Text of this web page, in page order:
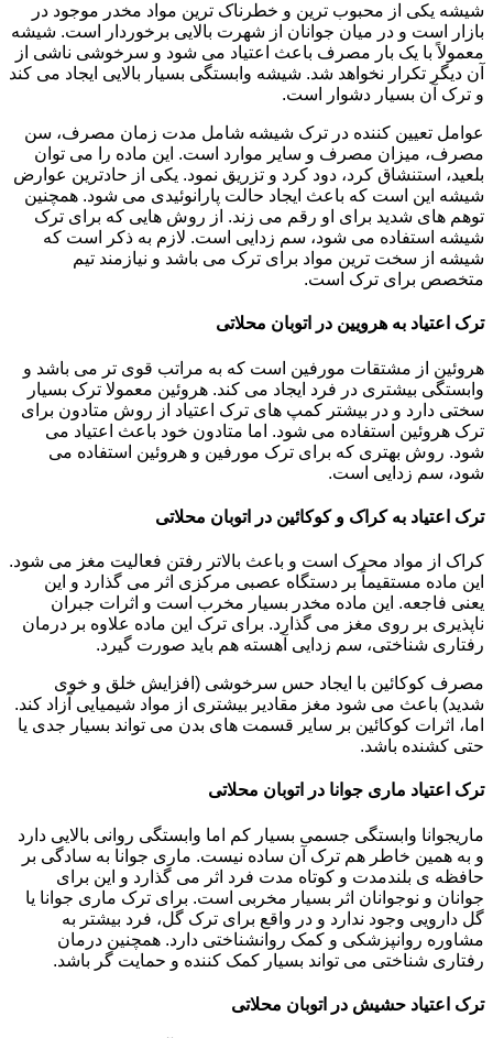
شیشه یکی از محبوب ترین و خطرناک ترین مواد مخدر موجود در
بازار است و در میان جوانان از شهرت بالایی برخوردار است. شیشه
معمولاً با یک بار مصرف باعث اعتیاد می شود و سرخوشی ناشی از
آن دیگر تکرار نخواهد شد. شیشه وابستگی بسیار بالایی ایجاد می کند
و ترک آن بسیار دشوار است.
عوامل تعیین کننده در ترک شیشه شامل مدت زمان مصرف، سن
مصرف، میزان مصرف و سایر موارد است. این ماده را می توان
بلعید، استنشاق کرد، دود کرد و تزریق نمود. یکی از حادترین عوارض
شیشه این است که باعث ایجاد حالت پارانوئیدی می شود. همچنین
توهم های شدید برای او رقم می زند. از روش هایی که برای ترک
شیشه استفاده می شود، سم زدایی است. لازم به ذکر است که
شیشه از سخت ترین مواد برای ترک می باشد و نیازمند تیم
متخصص برای ترک است.
ترک اعتیاد به هرویین در اتوبان محلاتی
هروئین از مشتقات مورفین است که به مراتب قوی تر می باشد و
وابستگی بیشتری در فرد ایجاد می کند. هروئین معمولا ترک بسیار
سختی دارد و در بیشتر کمپ های ترک اعتیاد از روش متادون برای
ترک هروئین استفاده می شود. اما متادون خود باعث اعتیاد می
شود. روش بهتری که برای ترک مورفین و هروئین استفاده می
شود، سم زدایی است.
ترک اعتیاد به کراک و کوکائین در اتوبان محلاتی
کراک از مواد محرک است و باعث بالاتر رفتن فعالیت مغز می شود.
این ماده مستقیماً بر دستگاه عصبی مرکزی اثر می گذارد و این
یعنی فاجعه. این ماده مخدر بسیار مخرب است و اثرات جبران
ناپذیری بر روی مغز می گذارد. برای ترک این ماده علاوه بر درمان
رفتاری شناختی، سم زدایی آهسته هم باید صورت گیرد.
مصرف کوکائین با ایجاد حس سرخوشی (افزایش خلق و خوی
شدید) باعث می شود مغز مقادیر بیشتری از مواد شیمیایی آزاد کند.
اما، اثرات کوکائین بر سایر قسمت های بدن می تواند بسیار جدی یا
حتی کشنده باشد.
ترک اعتیاد ماری جوانا در اتوبان محلاتی
ماریجوانا وابستگی جسمی بسیار کم اما وابستگی روانی بالایی دارد
و به همین خاطر هم ترک آن ساده نیست. ماری جوانا به سادگی بر
حافظه ی بلندمدت و کوتاه مدت فرد اثر می گذارد و این برای
جوانان و نوجوانان اثر بسیار مخربی است. برای ترک ماری جوانا یا
گل دارویی وجود ندارد و در واقع برای ترک گل، فرد بیشتر به
مشاوره روانپزشکی و کمک روانشناختی دارد. همچنین درمان
رفتاری شناختی می تواند بسیار کمک کننده و حمایت گر باشد.
ترک اعتیاد حشیش در اتوبان محلاتی